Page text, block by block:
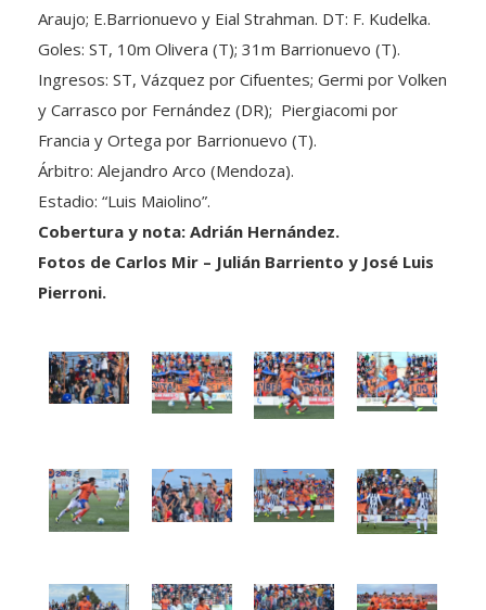
Araujo; E.Barrionuevo y Eial Strahman. DT: F. Kudelka.
Goles: ST, 10m Olivera (T); 31m Barrionuevo (T).
Ingresos: ST, Vázquez por Cifuentes; Germi por Volken
y Carrasco por Fernández (DR); Piergiacomi por
Francia y Ortega por Barrionuevo (T).
Árbitro: Alejandro Arco (Mendoza).
Estadio: “Luis Maiolino”.
Cobertura y nota: Adrián Hernández.
Fotos de Carlos Mir – Julián Barriento y José Luis
Pierroni.